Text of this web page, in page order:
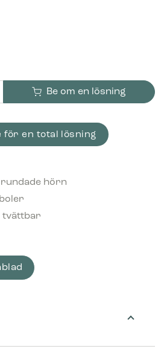
16x3 cm Självhäftande Svart
Be om en lösning
för en total lösning
hörn
tvättbar